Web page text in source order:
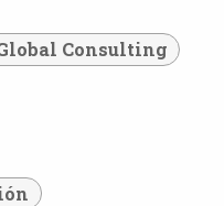
Consulting